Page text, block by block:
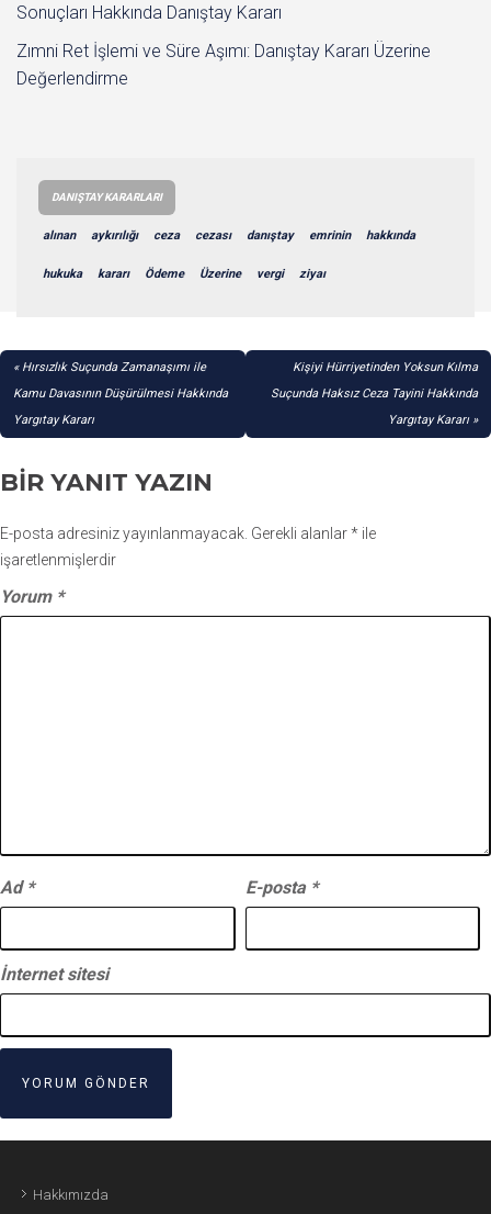
Sonuçları Hakkında Danıştay Kararı
Zımni Ret İşlemi ve Süre Aşımı: Danıştay Kararı Üzerine
Değerlendirme
DANIŞTAY KARARLARI
alınan aykırılığı ceza cezası danıştay emrinin hakkında
hukuka kararı Ödeme Üzerine vergi ziyaı
YAZI
GEZINMESI
Hırsızlık Suçunda Zamanaşımı ile
Kamu Davasının Düşürülmesi Hakkında
Yargıtay Kararı
Kişiyi Hürriyetinden Yoksun Kılma
Suçunda Haksız Ceza Tayini Hakkında
Yargıtay Kararı
BIR YANIT YAZIN
E-posta adresiniz yayınlanmayacak. Gerekli alanlar* ile
işaretlenmişlerdir
Yorum *
Ad * E-posta *
İnternet sitesi
Hakkımızda